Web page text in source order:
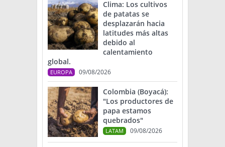
Clima: Los cultivos
de patatas se
desplazarán hacia
latitudes más altas
debido al
calentamiento
global.
EUROPA 09/08/2026
Colombia (Boyacá):
"Los productores de
papa estamos
quebrados"
LATAM 09/08/2026